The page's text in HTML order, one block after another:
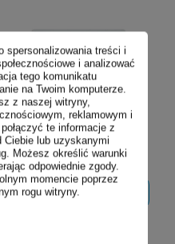
spersonalizowania treści i
i analizować
tego komunikatu
na Twoim komputerze.
z naszej witryny,
reklamowym i
te informacje z
lub uzyskanymi
Możesz określić warunki
odpowiednie zgody.
momencie poprzez
rogu witryny.
T17 PRO grzejnik
konwektorowy
1500W IP24
ZOBACZ